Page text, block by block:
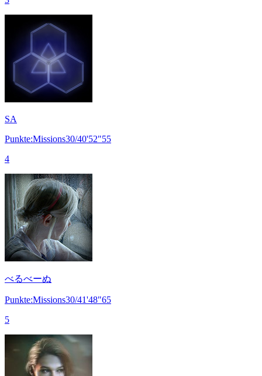
SA
Punkte:Missions30/40'52"55
4
べるべーぬ
Punkte:Missions30/41'48"65
5